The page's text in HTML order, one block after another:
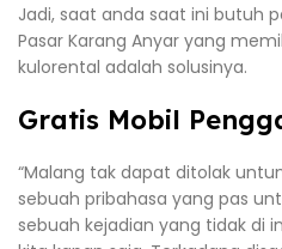
Jadi, saat anda saat ini butuh
Pasar Karang Anyar yang
kulorental adalah solusinya.
Gratis Mobil
“Malang tak dapat ditolak
sebuah pribahasa yang pas
sebuah kejadian yang tidak di